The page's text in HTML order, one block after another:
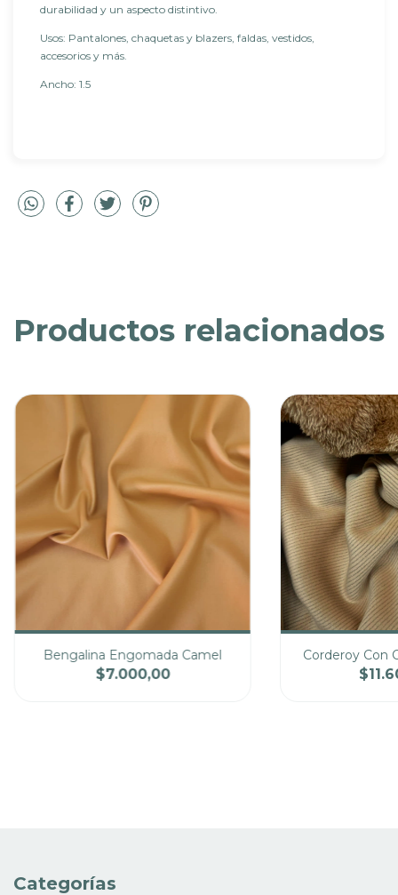
durabilidad y un aspecto distintivo.
Usos: Pantalones, chaquetas y blazers, faldas, vestidos,
accesorios y más.
Ancho: 1.5
Productos relacionados
Bengalina Engomada Camel
$7.000,00
Corderoy Con
Categorías